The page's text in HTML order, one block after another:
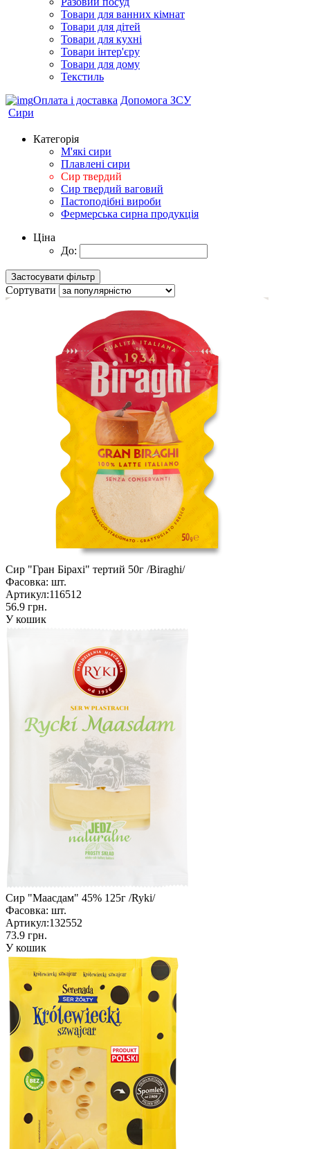
Товари для ванних кімнат
Товари для дітей
Товари для кухні
Товари інтер'єру
Товари для дому
Текстиль
Оплата і доставка Допомога ЗСУ
Сири
Категорія
М'які сири
Плавлені сири
Сир твердий
Сир твердий ваговий
Пастоподібні вироби
Фермерська сирна продукція
Ціна
До:
Сортувати
Сир "Гран Бірахі" тертий 50г /Biraghi/
Фасовка: шт.
Артикул:116512
56.9 грн.
У кошик
Сир "Маасдам" 45% 125г /Ryki/
Фасовка: шт.
Артикул:132552
73.9 грн.
У кошик